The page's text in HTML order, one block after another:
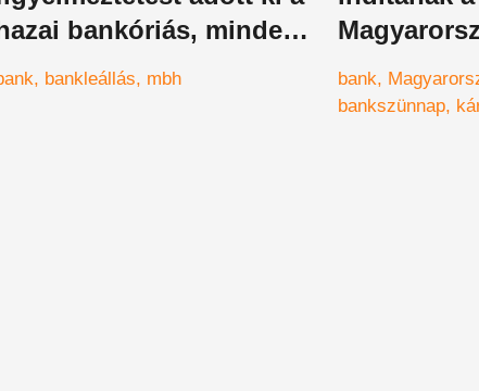
bankóriás, minden
ügyfelet érint,
bankleállás mbh
mindent
bank
bankszünnap